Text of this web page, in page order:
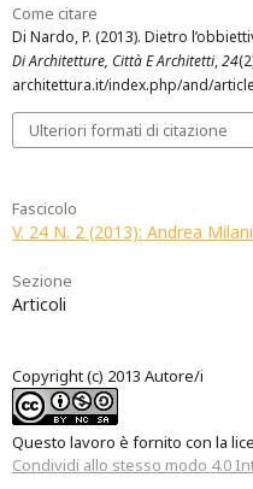
Come citare
Di Nardo, P. (2013). Dietro
Di Architetture, Città E Architetti,24
architettura.it/index.php/and/
Ulteriori formati di citazione
Fascicolo
V. 24 N. 2 (2013): Andrea
Sezione
Articoli
Copyright (c) 2013 Autore/i
Questo lavoro è fornito con la
Condividi allo stesso modo 4.0